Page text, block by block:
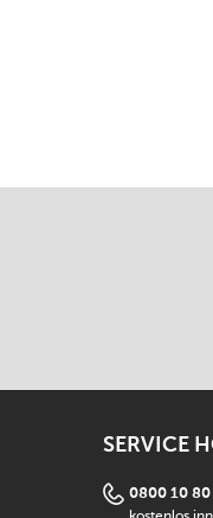
SERVICE
0800 10 80